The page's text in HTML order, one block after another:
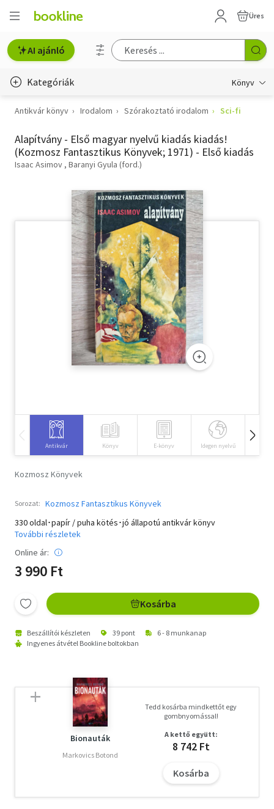
Üres
AI ajánló
Kategóriák Könyv
Életmód, egészség
Erotika
Gyermek- és ifjúsági
Hobbi, szabadidő
Szótár, nyelvkönyv
Tankönyv, segédkönyv
Társadalomtudomány
Antikvár könyv Irodalom Szórakoztató irodalom Sci-fi
Alapítvány - Első magyar nyelvű kiadás kiadás!
(Kozmosz Fantasztikus Könyvek; 1971) - Első kiadás
Isaac Asimov Baranyi Gyula (ford.)
Antikvár Könyv E-könyv Idegen nyelvű
Kozmosz Könyvek
Sorozat: Kozmosz Fantasztikus Könyvek
330 oldal･papír / puha kötés･jó állapotú antikvár könyv
További részletek
Online ár:
3 990 Ft
Kosárba
Beszállítói készleten 39 pont
6 - 8 munkanap
Ingyenes átvétel Bookline boltokban
Bionauták
Markovics Botond
Tedd kosárba mindkettőt egy
gombnyomással!
A kettő együtt:
8 742 Ft
Kosárba